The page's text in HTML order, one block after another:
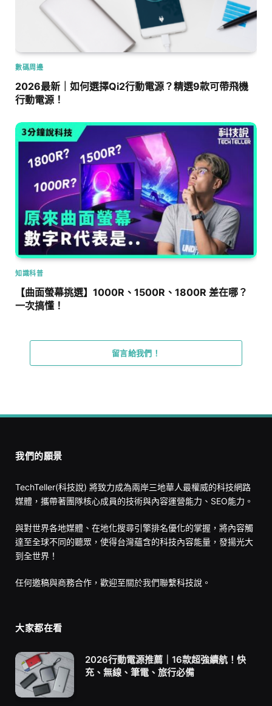
數碼周邊
2026最新｜如何選擇Qi2行動電源？精選9款可帶飛機
行動電源！
知識科普
【曲面螢幕挑選】1000R、1500R、1800R 差在哪？
一次搞懂！
留言給我們！
我們的願景
TechTeller(科技說) 將致力成為兩岸三地華人最權威的科技網路
媒體，攜帶著團隊核心成員的技術與內容運營能力、SEO能力。
與對世界各地媒體、在地化搜尋引擎排名優化的掌握，將內容觸
達至全球不同的聽眾，使得台灣蘊含的科技內容能量，發揚光大
到全世界！
任何邀稿與商務合作，歡迎至關於我們聯繫科技說。
大家都在看
2026行動電源推薦｜16款超強續航！快
充、無線、筆電、旅行必備